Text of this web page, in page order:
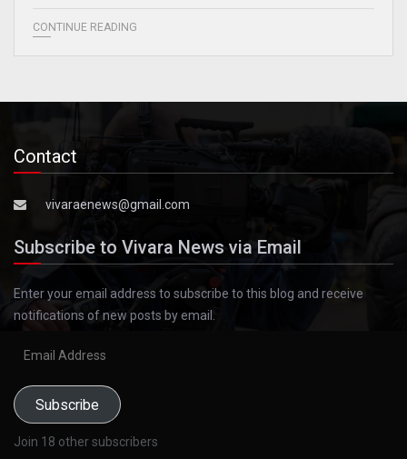
CONTINUE READING
Contact
vivaraenews@gmail.com
Subscribe to Vivara News via Email
Enter your email address to subscribe to this blog and receive
notifications of new posts by email.
Subscribe
Join 18 other subscribers